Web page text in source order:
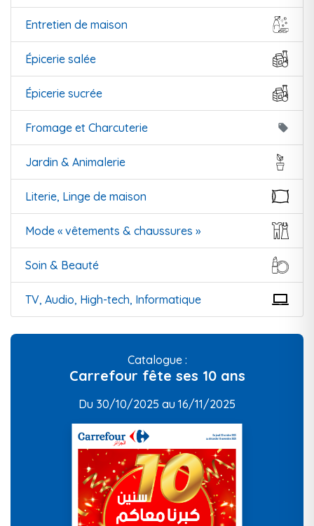
Entretien de maison
Épicerie salée
Épicerie sucrée
Fromage et Charcuterie local_offer
Jardin & Animalerie
Literie, Linge de maison
Mode « vêtements & chaussures »
Soin & Beauté
TV, Audio, High-tech, Informatique
Catalogue :
Carrefour fête ses 10 ans
Du 30/10/2025 au 16/11/2025